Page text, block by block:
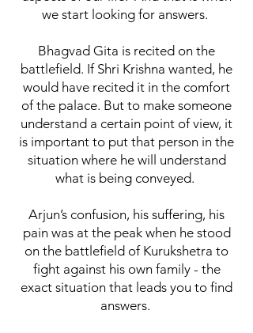
we start looking for answers.
Bhagvad Gita is recited on the
battlefield. If Shri Krishna wanted, he
would have recited it in the comfort
of the palace. But to make someone
understand a certain point of view, it
is important to put that person in the
situation where he will understand
what is being conveyed.
Arjun’s confusion, his suffering, his
pain was at the peak when he stood
on the battlefield of Kurukshetra to
fight against his own family - the
exact situation that leads you to find
answers.